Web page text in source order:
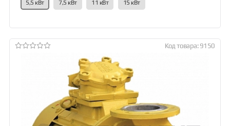
5,5 кВт 7,5 кВт 11 кВт 15 кВт
Код товара: 9150